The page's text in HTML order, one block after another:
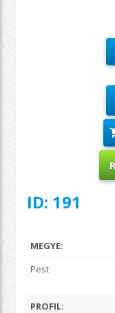
ID: 191
MEGYE:
Pest
PROFIL: